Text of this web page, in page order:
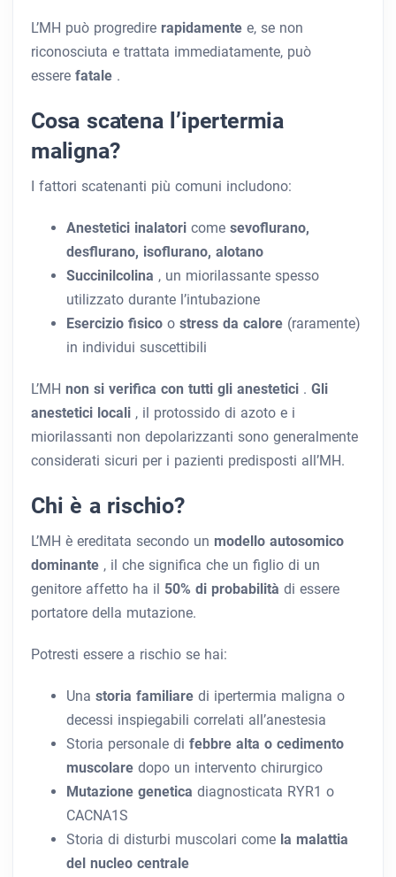
L’MH può progredire rapidamente e, se non
riconosciuta e trattata immediatamente, può
essere fatale .
Cosa scatena l’ipertermia
maligna?
I fattori scatenanti più comuni includono:
Anestetici inalatori come sevoflurano,
desflurano, isoflurano, alotano
Succinilcolina , un miorilassante spesso
utilizzato durante l’intubazione
Esercizio fisico o stress da calore (raramente)
in individui suscettibili
L’MH non si verifica con tutti gli anestetici . Gli
anestetici locali , il protossido di azoto e i
miorilassanti non depolarizzanti sono generalmente
considerati sicuri per i pazienti predisposti all’MH.
Chi è a rischio?
L’MH è ereditata secondo un modello autosomico
dominante , il che significa che un figlio di un
genitore affetto ha il 50% di probabilità di essere
portatore della mutazione.
Potresti essere a rischio se hai:
Una storia familiare di ipertermia maligna o
decessi inspiegabili correlati all’anestesia
Storia personale di febbre alta o cedimento
muscolare dopo un intervento chirurgico
Mutazione genetica diagnosticata RYR1 o
CACNA1S
Storia di disturbi muscolari come la malattia
del nucleo centrale